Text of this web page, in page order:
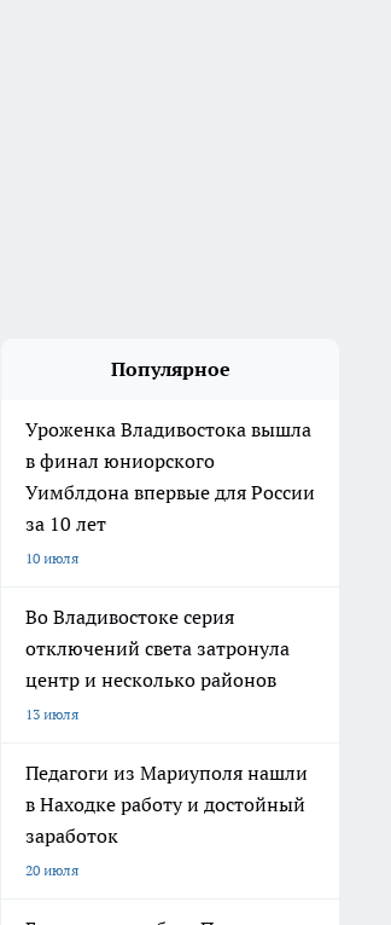
Популярное
Уроженка Владивостока вышла
в финал юниорского
Уимблдона впервые для России
за 10 лет
10 июля
Во Владивостоке серия
отключений света затронула
центр и несколько районов
13 июля
Педагоги из Мариуполя нашли
в Находке работу и достойный
заработок
20 июля